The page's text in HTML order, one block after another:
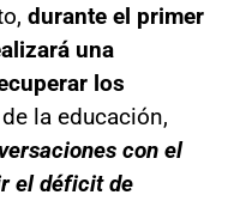
durante el primer
una
los
la educación,
con el
el déficit de